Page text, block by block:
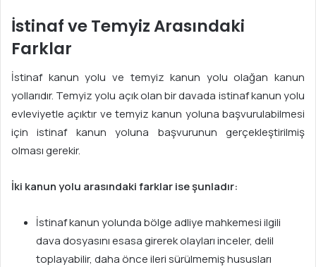
İstinaf ve Temyiz Arasındaki
Farklar
İstinaf kanun yolu ve temyiz kanun yolu olağan kanun
yollarıdır. Temyiz yolu açık olan bir davada istinaf kanun yolu
evleviyetle açıktır ve temyiz kanun yoluna başvurulabilmesi
için istinaf kanun yoluna başvurunun gerçekleştirilmiş
olması gerekir.
İki kanun yolu arasındaki farklar ise şunladır:
İstinaf kanun yolunda bölge adliye mahkemesi ilgili
dava dosyasını esasa girerek olayları inceler, delil
toplayabilir, daha önce ileri sürülmemiş hususları